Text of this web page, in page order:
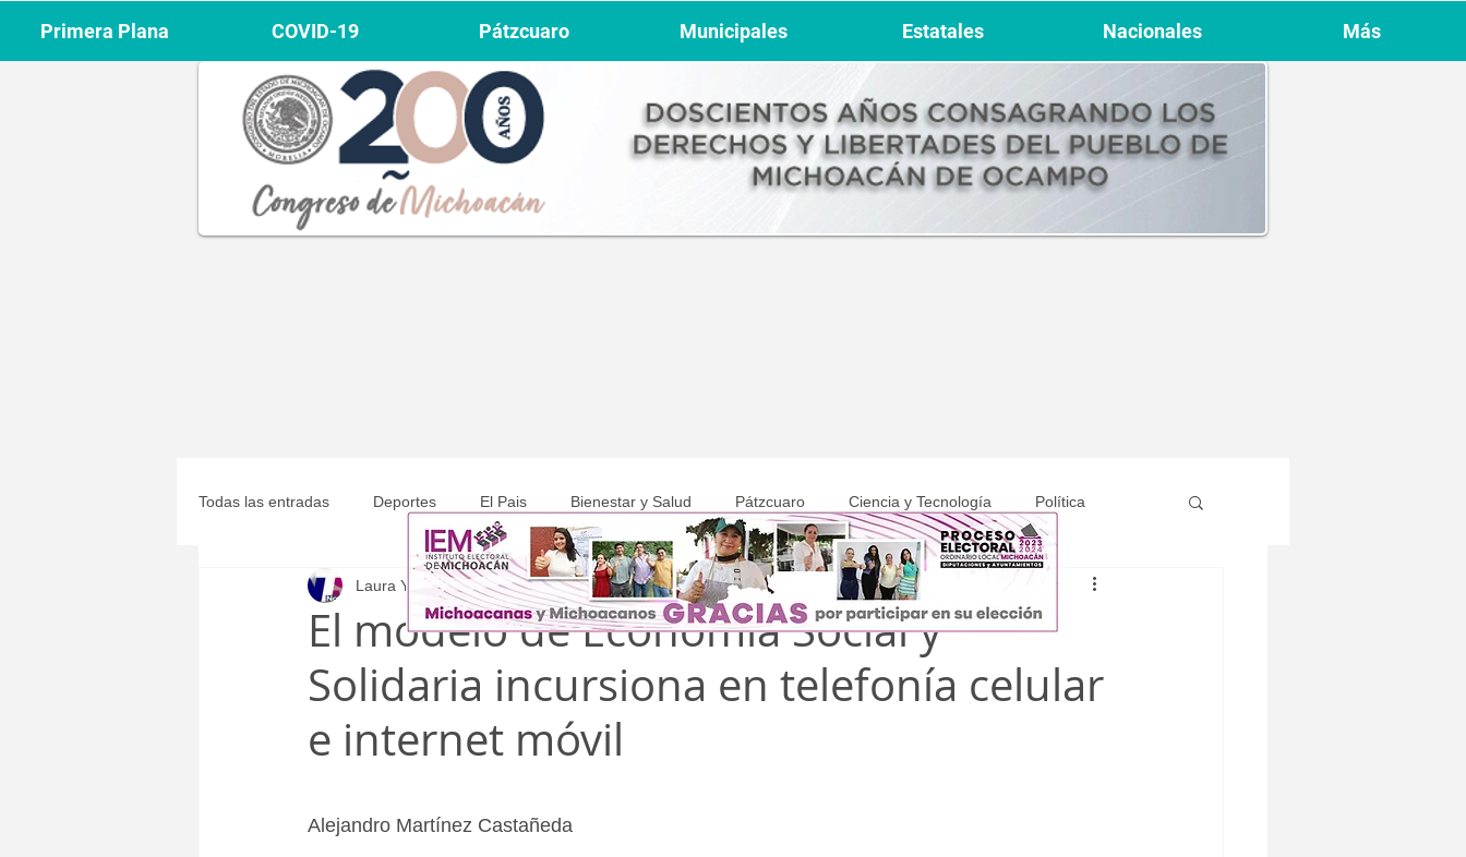
Todas las entradas Deportes El Pais Bienestar y Salud Pátzcuaro Ciencia y Tecnología Política
Michoacán Municipales COVID-19
El modelo de Economía Social y
Solidaria incursiona en telefonía celular
e internet móvil
Laura Yépez 24 feb 2024 2 min de lectura
Alejandro Martínez Castañeda
Primera Plana COVID-19 Pátzcuaro Municipales Estatales Nacionales Más